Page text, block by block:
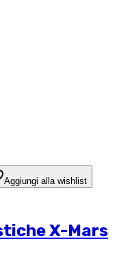
Aggiungi alla wishlist
X-Mars